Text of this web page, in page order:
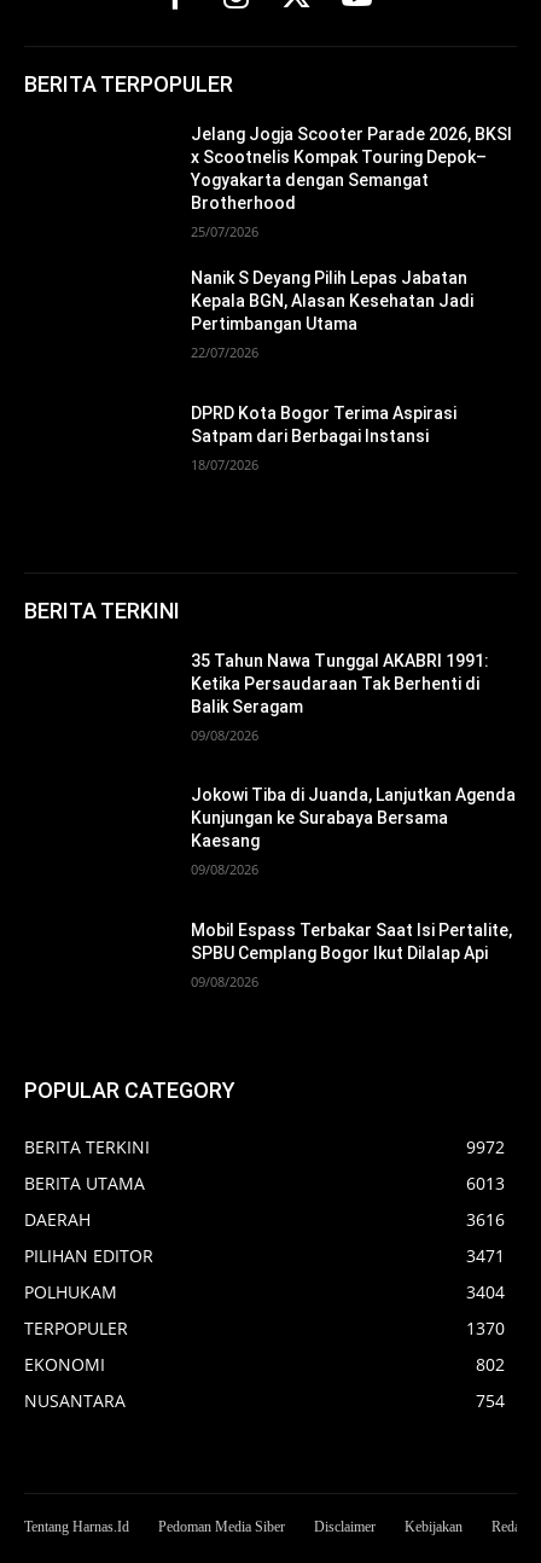
BERITA TERPOPULER
Jelang Jogja Scooter Parade 2026, BKSI
x Scootnelis Kompak Touring Depok–
Yogyakarta dengan Semangat
Brotherhood
25/07/2026
Nanik S Deyang Pilih Lepas Jabatan
Kepala BGN, Alasan Kesehatan Jadi
Pertimbangan Utama
22/07/2026
DPRD Kota Bogor Terima Aspirasi
Satpam dari Berbagai Instansi
18/07/2026
BERITA TERKINI
35 Tahun Nawa Tunggal AKABRI 1991:
Ketika Persaudaraan Tak Berhenti di
Balik Seragam
09/08/2026
Jokowi Tiba di Juanda, Lanjutkan Agenda
Kunjungan ke Surabaya Bersama
Kaesang
09/08/2026
Mobil Espass Terbakar Saat Isi Pertalite,
SPBU Cemplang Bogor Ikut Dilalap Api
09/08/2026
POPULAR CATEGORY
BERITA TERKINI
9972
BERITA UTAMA
6013
DAERAH
3616
PILIHAN EDITOR
3471
POLHUKAM
3404
TERPOPULER
1370
EKONOMI
802
NUSANTARA
754
Tentang Harnas.Id Pedoman Media Siber Disclaimer Kebijakan Redaksi